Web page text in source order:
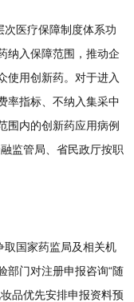
医疗保障制度体系功
纳入保障范围，推动企
使用创新药。对于进入
率指标、不纳入集采中
围内的创新药应用病例
监管局、省民政厅按职
国家药监局及相关机
部门对注册申报咨询“随
品优先安排申报资料预